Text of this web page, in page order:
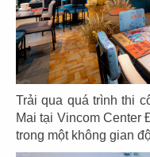
Trải qua quá trình thi
Mai tại Vincom
trong một không gian
BẾP TRUNG TÂM
The Street
73